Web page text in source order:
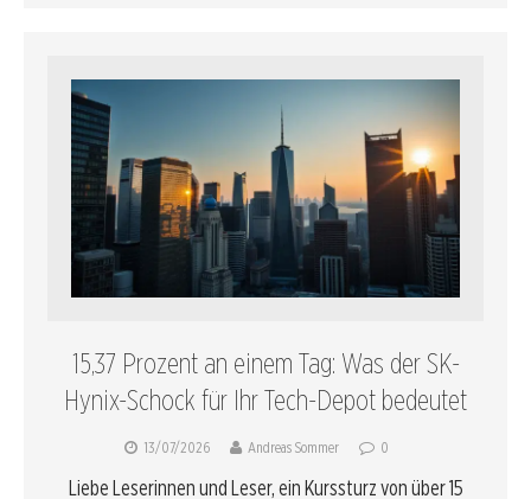
15,37 Prozent an einem Tag: Was der SK-
Hynix-Schock für Ihr Tech-Depot bedeutet
13/07/2026 Andreas Sommer 0
Liebe Leserinnen und Leser, ein Kurssturz von über 15